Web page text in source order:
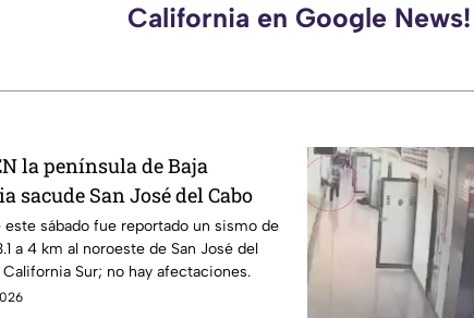
California en Google News!
la península de Baja
sacude San José del Cabo
este sábado fue reportado un sismo de
a 4 km al noroeste de San José del
California Sur; no hay afectaciones.